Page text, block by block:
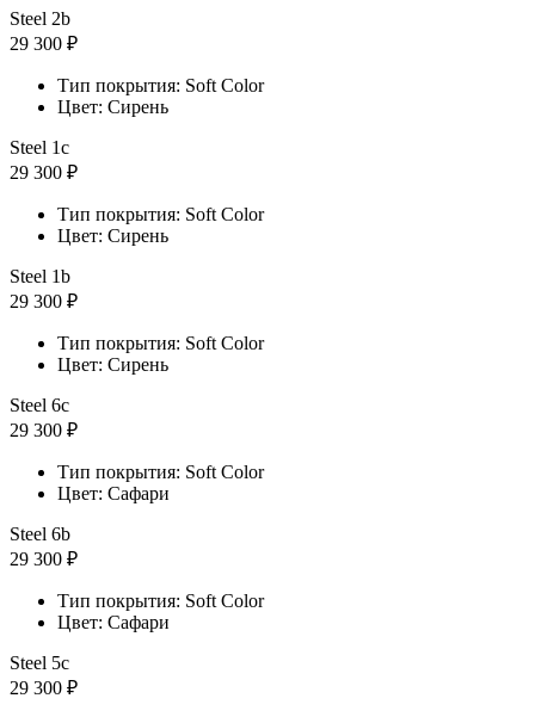
Steel 2b
29 300 ₽
Тип покрытия: Soft Color
Цвет: Сирень
Steel 1с
29 300 ₽
Тип покрытия: Soft Color
Цвет: Сирень
Steel 1b
29 300 ₽
Тип покрытия: Soft Color
Цвет: Сирень
Steel 6с
29 300 ₽
Тип покрытия: Soft Color
Цвет: Сафари
Steel 6b
29 300 ₽
Тип покрытия: Soft Color
Цвет: Сафари
Steel 5с
29 300 ₽